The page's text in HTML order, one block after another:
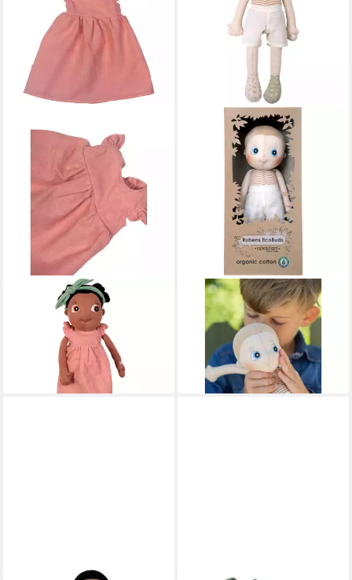
RUBENS BARN
Puppenkleidung Kleid
Haarband Mädchen
UVP 24,90 €
in 2-3 Werktagen bei dir
RUBENS BARN
Stoffpuppe Aspen Unisex
Kinder
34,55 € UVP 45,90 €
-25%
in 2-3 Werktagen bei dir